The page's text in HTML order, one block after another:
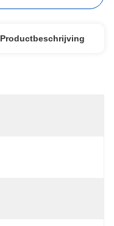
Productbeschrijving